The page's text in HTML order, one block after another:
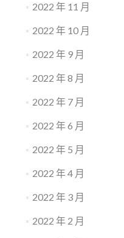
2022 年 11 月
2022 年 10 月
2022 年 9 月
2022 年 8 月
2022 年 7 月
2022 年 6 月
2022 年 5 月
2022 年 4 月
2022 年 3 月
2022 年 2 月